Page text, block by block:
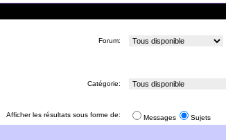
Forum:
Catégorie:
Afficher les résultats sous forme de: Messages Sujets